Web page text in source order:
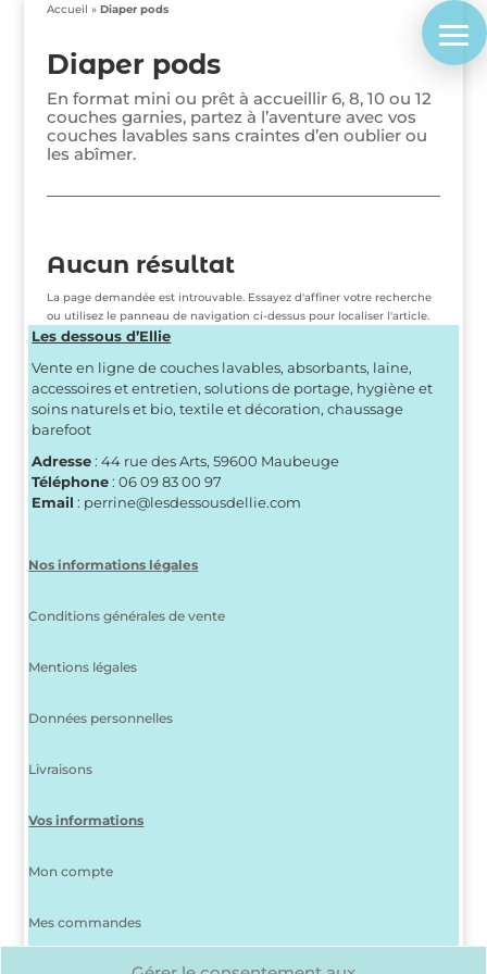
Accueil » Diaper pods
Diaper pods
En format mini ou prêt à accueillir 6, 8, 10 ou 12
couches garnies, partez à l’aventure avec vos
couches lavables sans craintes d’en oublier ou
les abîmer.
Aucun résultat
La page demandée est introuvable. Essayez d'affiner votre recherche
ou utilisez le panneau de navigation ci-dessus pour localiser l'article.
Les dessous d’Ellie
Vente en ligne de couches lavables, absorbants, laine,
accessoires et entretien, solutions de portage, hygiène et
soins naturels et bio, textile et décoration, chaussage
barefoot
Adresse: 44 rue des Arts, 59600 Maubeuge
Téléphone: 06 09 83 00 97
Email : perrine@lesdessousdellie.com
Nos informations légales
Conditions générales de vente
Mentions légales
Données personnelles
Livraisons
Vos informations
Mon compte
Mes commandes